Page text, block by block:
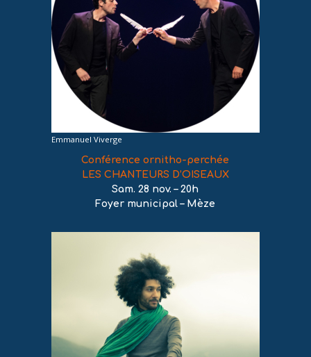
Emmanuel Viverge
Conférence ornitho-perchée
LES CHANTEURS D’OISEAUX
Sam. 28 nov. – 20h
Foyer municipal – Mèze